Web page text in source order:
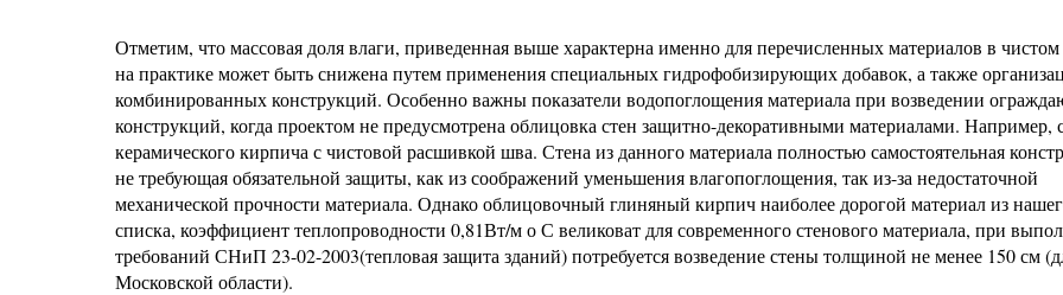
Отметим, что массовая доля влаги, приведенная выше характерна именно для перечисленных материалов в
на практике может быть снижена путем применения специальных гидрофобизирующих добавок, а также
комбинированных конструкций. Особенно важны показатели водопоглощения материала при возведении
конструкций, когда проектом не предусмотрена облицовка стен защитно-декоративными материалами. Например,
керамического кирпича с чистовой расшивкой шва. Стена из данного материала полностью самостоятельная
не требующая обязательной защиты, как из соображений уменьшения влагопоглощения, так из-за недостаточной
механической прочности материала. Однако облицовочный глиняный кирпич наиболее дорогой материал из
списка, коэффициент теплопроводности 0,81Вт/м о С великоват для современного стенового материала, при
требований СНиП 23-02-2003(тепловая защита зданий) потребуется возведение стены толщиной не менее 150 см
Московской области).